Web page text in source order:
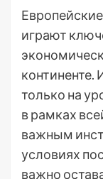
играют
континенте.
только на
в рамках
важным
условиях
важно